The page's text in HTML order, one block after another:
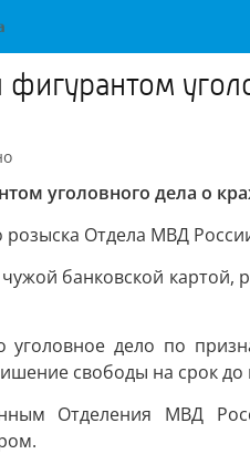
уголовного дела о
Отдела МВД
банковской
уголовное дело по
свободы на срок до
Отделения МВД